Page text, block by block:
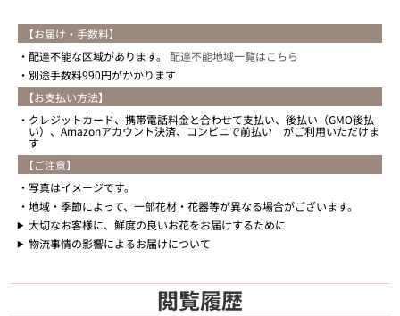
【お届け・手数料】
配達不能な区域があります。 配達不能地域一覧はこちら
別途手数料990円がかかります
【お支払い方法】
クレジットカード、携帯電話料金と合わせて支払い、後払い（GMO後払
い）、Amazonアカウント決済、コンビニで前払い がご利用いただけま
す
【ご注意】
写真はイメージです。
地域・季節によって、一部花材・花器等が異なる場合がございます。
大切なお客様に、鮮度の良いお花をお届けするために
物流事情の影響によるお届けについて
閲覧履歴